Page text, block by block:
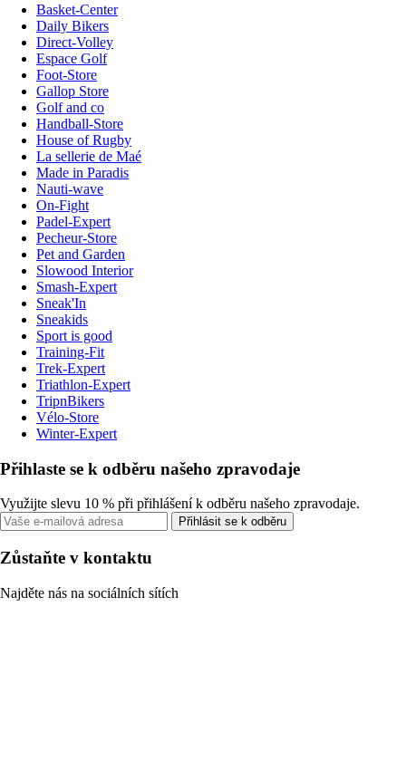
Basket-Center
Daily Bikers
Direct-Volley
Espace Golf
Foot-Store
Gallop Store
Golf and co
Handball-Store
House of Rugby
La sellerie de Maé
Made in Paradis
Nauti-wave
On-Fight
Padel-Expert
Pecheur-Store
Pet and Garden
Slowood Interior
Smash-Expert
Sneak'In
Sneakids
Sport is good
Training-Fit
Trek-Expert
Triathlon-Expert
TripnBikers
Vélo-Store
Winter-Expert
Přihlaste se k odběru našeho zpravodaje
Využijte slevu 10 % při přihlášení k odběru našeho zpravodaje.
Přihlásit se k odběru
Zůstaňte v kontaktu
Najděte nás na sociálních sítích